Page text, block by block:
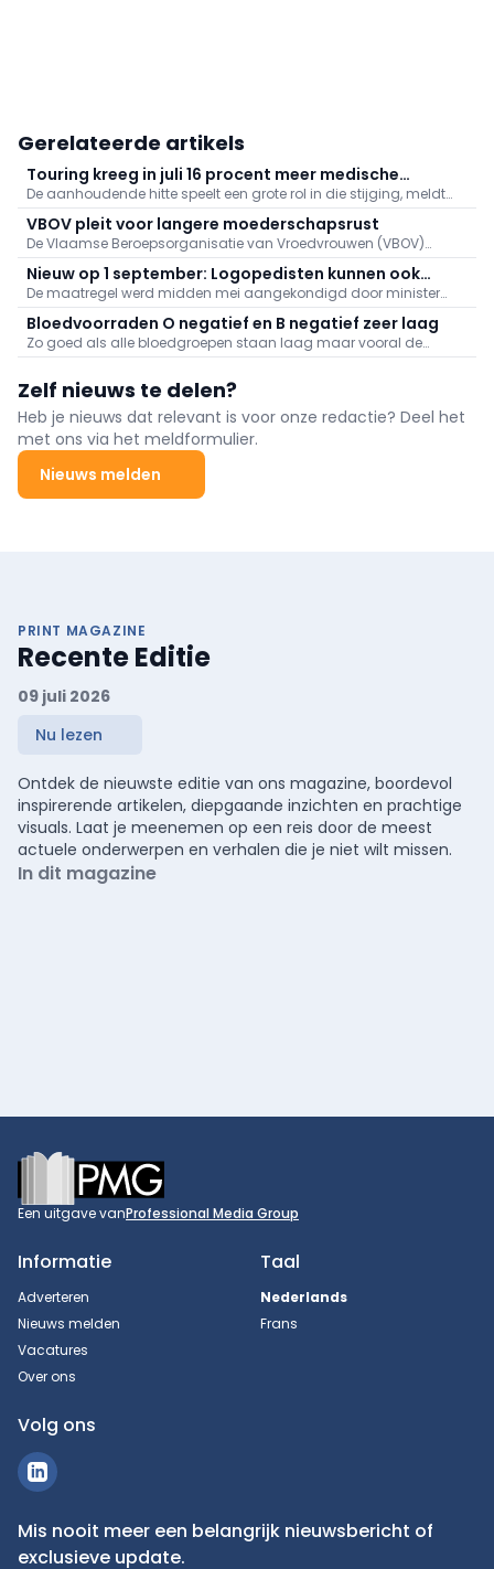
Gerelateerde artikels
Touring kreeg in juli 16 procent meer medische
dossiers binnen: "Hitte speelt grote rol"
De aanhoudende hitte speelt een grote rol in die stijging, meldt
Touring. Er kwamen daarnaast veel oproepen binnen naar
aanleiding van de bosbranden in het zuiden van Europa.
VBOV pleit voor langere moederschapsrust
De Vlaamse Beroepsorganisatie van Vroedvrouwen (VBOV)
vraagt de federale overheid om de moederschapsrust uit te
breiden tot minstens zes maanden na de bevalling.
Nieuw op 1 september: Logopedisten kunnen ook
videoconsultaties aanbieden
De maatregel werd midden mei aangekondigd door minister
van Volksgezondheid Frank Vandenbroucke (Vooruit).
Bloedvoorraden O negatief en B negatief zeer laag
Zo goed als alle bloedgroepen staan laag maar vooral de
voorraden aan O negatief en B negatief baren zorgen.
Zelf nieuws te delen?
Heb je nieuws dat relevant is voor onze redactie? Deel het
met ons via het meldformulier.
Nieuws melden
PRINT MAGAZINE
Recente Editie
09 juli 2026
Nu lezen
Ontdek de nieuwste editie van ons magazine, boordevol
inspirerende artikelen, diepgaande inzichten en prachtige
visuals. Laat je meenemen op een reis door de meest
actuele onderwerpen en verhalen die je niet wilt missen.
In dit magazine
Footer
Een uitgave vanProfessional Media Group
Informatie
Adverteren
Nieuws melden
Vacatures
Over ons
Taal
Nederlands
Frans
Volg ons
Mis nooit meer een belangrijk nieuwsbericht of
exclusieve update.